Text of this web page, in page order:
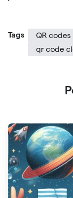
Tags QR codes
qr code